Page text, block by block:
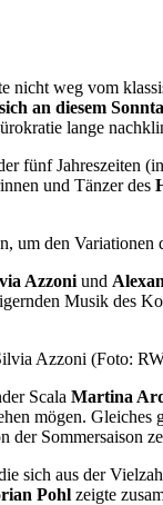
weg vom
an diesem
lange
fünf Jahreszeiten
und Tänzer des
um den
Azzoni und
Musik des
Azzoni (Foto:
Scala Martina
mögen.
der Sommersaison
sich aus der
Pohl zeigte